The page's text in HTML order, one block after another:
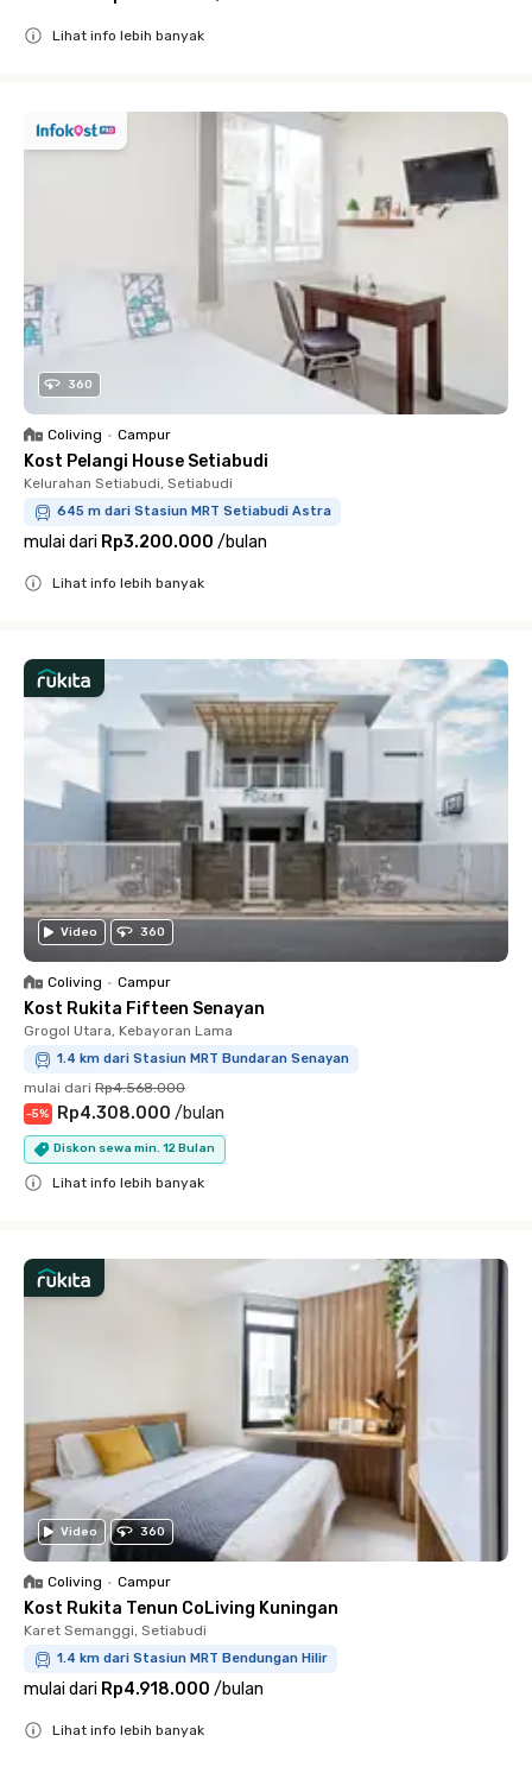
Lihat info lebih banyak
360
Coliving • Campur
Kost Pelangi House Setiabudi
Kelurahan Setiabudi, Setiabudi
645 m dari Stasiun MRT Setiabudi Astra
mulai dari Rp3.200.000 /bulan
Lihat info lebih banyak
Video 360
Coliving • Campur
Kost Rukita Fifteen Senayan
Grogol Utara, Kebayoran Lama
1.4 km dari Stasiun MRT Bundaran Senayan
mulai dari Rp4.568.000
-5% Rp4.308.000 /bulan
Diskon sewa min. 12 Bulan
Lihat info lebih banyak
Video 360
Coliving • Campur
Kost Rukita Tenun CoLiving Kuningan
Karet Semanggi, Setiabudi
1.4 km dari Stasiun MRT Bendungan Hilir
mulai dari Rp4.918.000 /bulan
Lihat info lebih banyak